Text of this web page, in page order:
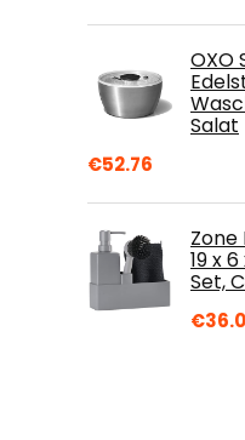
OXO
Salat
€52.76
19 x
Set,
€